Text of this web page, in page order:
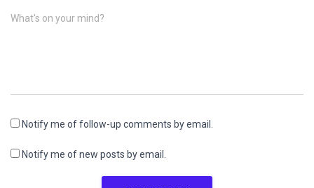
What's on your mind?
Notify me of follow-up comments by email.
Notify me of new posts by email.